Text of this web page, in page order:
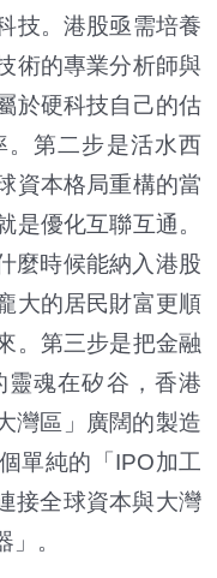
技。港股亟需培養
術的專業分析師與
於硬科技自己的估
。第二步是活水西
資本格局重構的當
是優化互聯互通。
麼時候能納入港股
大的居民財富更順
。第三步是把金融
魂在矽谷，香港
灣區」廣闊的製造
單純的「IPO加工
接全球資本與大灣
。